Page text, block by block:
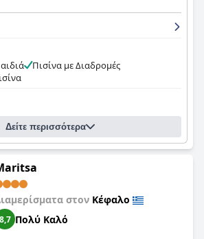
Πισίνα με Διαδρομές
Δείτε περισσότερα
στον Κέφαλο
8,7 Πολύ Καλό